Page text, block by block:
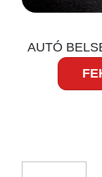
AUTÓ